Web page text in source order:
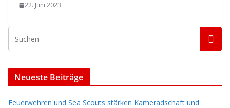
22. Juni 2023
Neueste Beiträge
Feuerwehren und Sea Scouts stärken Kameradschaft und